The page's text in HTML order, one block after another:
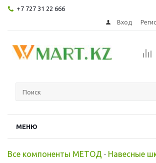
+7 727 31 22 666
Вход
МЕНЮ
Все компоненты МЕТОД - Навесные